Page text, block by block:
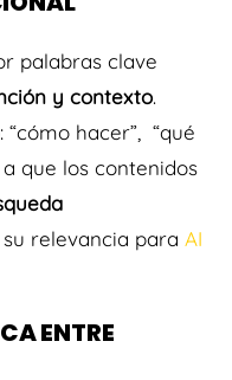
palabras clave
y contexto.
hacer”, “qué
a que los contenidos
su relevancia para AI
ENTRE